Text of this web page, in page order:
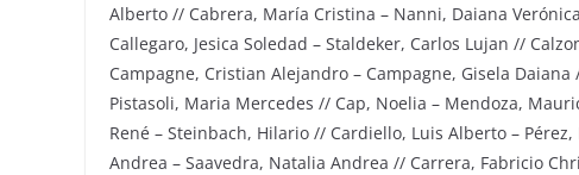
Alberto // Cabrera, María Cristina – Nanni, Daiana
Callegaro, Jesica Soledad – Staldeker, Carlos Lujan //
Campagne, Cristian Alejandro – Campagne, Gisela
Pistasoli, Maria Mercedes // Cap, Noelia – Mendoza,
René – Steinbach, Hilario // Cardiello, Luis Alberto –
Andrea – Saavedra, Natalia Andrea // Carrera, Fabricio